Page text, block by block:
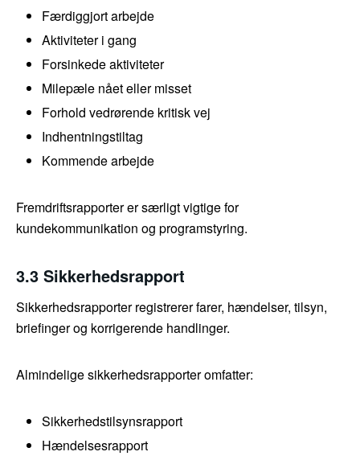
Færdiggjort arbejde
Aktiviteter i gang
Forsinkede aktiviteter
Milepæle nået eller misset
Forhold vedrørende kritisk vej
Indhentningstiltag
Kommende arbejde
Fremdriftsrapporter er særligt vigtige for
kundekommunikation og programstyring.
3.3 Sikkerhedsrapport
Sikkerhedsrapporter registrerer farer, hændelser, tilsyn,
briefinger og korrigerende handlinger.
Almindelige sikkerhedsrapporter omfatter:
Sikkerhedstilsynsrapport
Hændelsesrapport